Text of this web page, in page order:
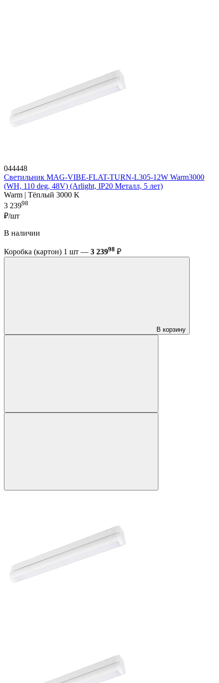
044448
Светильник MAG-VIBE-FLAT-TURN-L305-12W Warm3000
(WH, 110 deg, 48V) (Arlight, IP20 Металл, 5 лет)
Warm | Тёплый 3000 K
3 23998
₽/шт
В наличии
Коробка (картон) 1 шт — 3 23998 ₽
В корзину